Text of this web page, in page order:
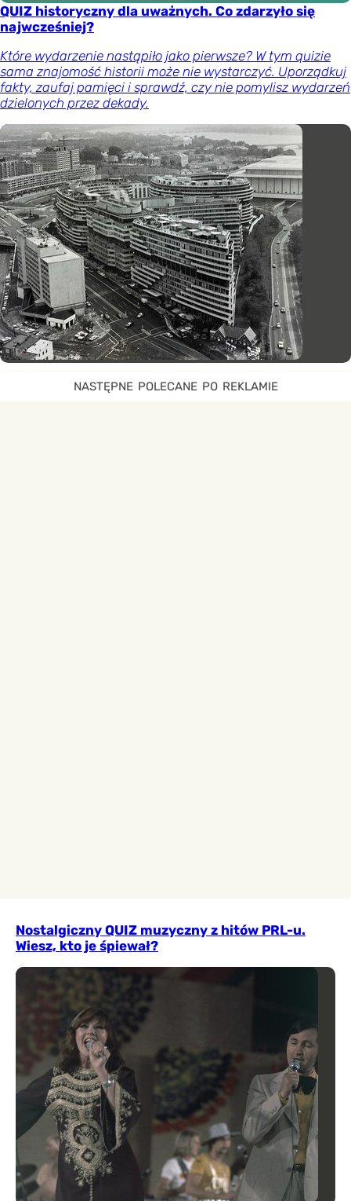
QUIZ historyczny dla uważnych. Co zdarzyło się
najwcześniej?
Które wydarzenie nastąpiło jako pierwsze? W tym quizie
sama znajomość historii może nie wystarczyć. Uporządkuj
fakty, zaufaj pamięci i sprawdź, czy nie pomylisz wydarzeń
dzielonych przez dekady.
Nostalgiczny QUIZ muzyczny z hitów PRL-u.
Wiesz, kto je śpiewał?